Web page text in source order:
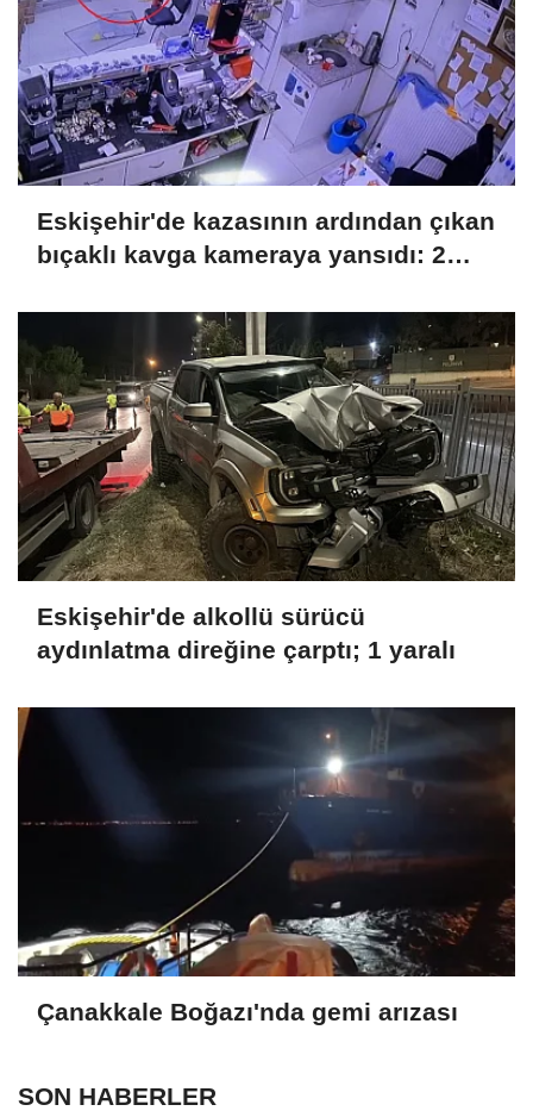
Eskişehir'de kazasının ardından çıkan
bıçaklı kavga kameraya yansıdı: 2
Eskişehir'de alkollü sürücü
aydınlatma direğine çarptı; 1 yaralı
Çanakkale Boğazı'nda gemi arızası
SON HABERLER